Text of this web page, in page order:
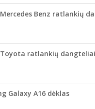
Benz ratlankių
ratlankių dangteliai
Galaxy A16 dėklas